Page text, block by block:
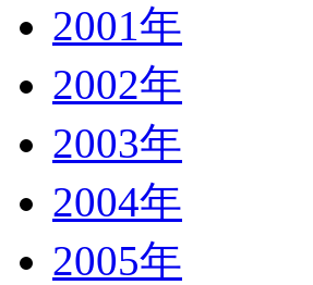
2001年
2002年
2003年
2004年
2005年